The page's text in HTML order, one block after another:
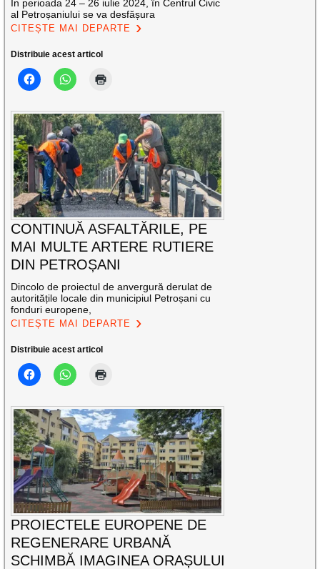
În perioada 24 – 26 iulie 2024, în Centrul Civic
al Petroșaniului se va desfășura
CITEȘTE MAI DEPARTE
Distribuie acest articol
CONTINUĂ ASFALTĂRILE, PE
MAI MULTE ARTERE RUTIERE
DIN PETROȘANI
Dincolo de proiectul de anvergură derulat de
autoritățile locale din municipiul Petroșani cu
fonduri europene,
CITEȘTE MAI DEPARTE
Distribuie acest articol
PROIECTELE EUROPENE DE
REGENERARE URBANĂ
SCHIMBĂ IMAGINEA ORAȘULUI